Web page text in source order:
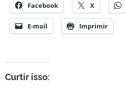
Facebook X
E-mail Imprimir
Curtir isso: